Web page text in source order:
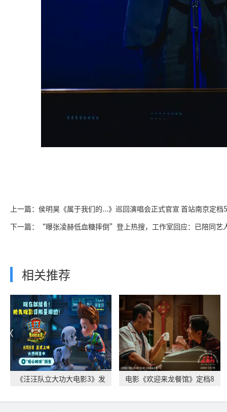
上一篇：侯明昊《属于我们的...》巡回演唱会正式官宣 首站南京定档
下一篇：“曝张凌赫低血糖摔倒”登上热搜，工作室回应：已陪同艺
相关推荐
《汪汪队立大功大电影3》发
电影《欢迎来龙餐馆》定档8